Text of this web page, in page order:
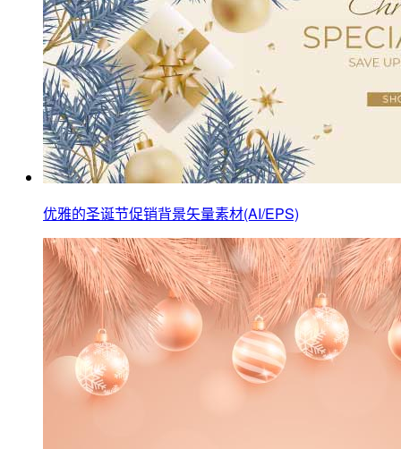
优雅的圣诞节促销背景矢量素材(AI/EPS)